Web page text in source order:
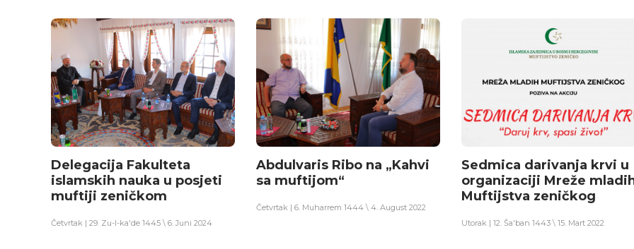
Delegacija Fakulteta
islamskih nauka u posjeti
muftiji zeničkom
Četvrtak | 29. Zu-l-ka'de 1445 \ 6. Juni 2024
Abdulvaris Ribo na „Kahvi
sa muftijom“
Četvrtak | 6. Muharrem 1444 \ 4. August 2022
Sedmica darivanja krvi u
organizaciji Mreže
Muftijstva zeničkog
Utorak | 12. Ša'ban 1443 \ 15. Mart 2022